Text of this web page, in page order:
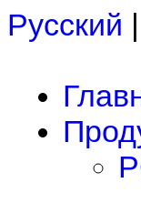
Русский |